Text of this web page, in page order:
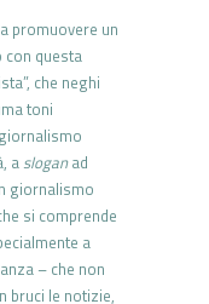
promuovere un
con questa
che neghi
toni
a sloganad
giornalismo
si comprende
a
– che non
bruci le notizie,